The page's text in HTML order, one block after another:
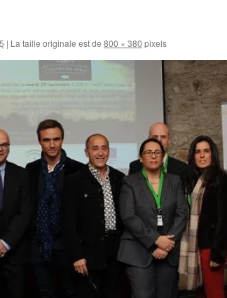
| La taille originale est de 800 × 380 pixels